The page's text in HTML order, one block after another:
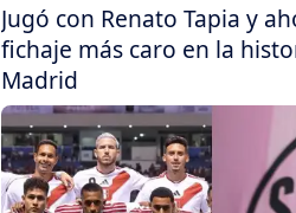
Jugó con Renato Tapia y
fichaje más caro en la
Madrid